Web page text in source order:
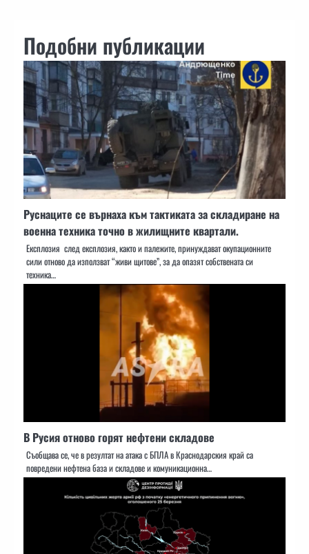
Подобни публикации
Руснаците се върнаха към тактиката за складиране на
военна техника точно в жилищните квартали.
Експлозия след експлозия, както и палежите, принуждават окупационните
сили отново да използват “живи щитове”, за да опазят собствената си
техника…
В Русия отново горят нефтени складове
Съобщава се, че в резултат на атака с БПЛА в Краснодарския край са
повредени нефтена база и складове и комуникационна…